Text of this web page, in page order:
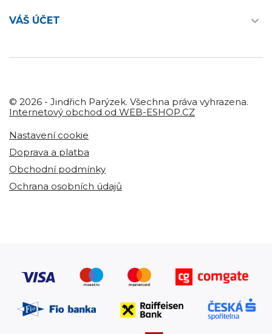
VÁŠ ÚČET 
© 2026 - Jindřich Parýzek. Všechna práva vyhrazena.
Internetový obchod od WEB-ESHOP.CZ
Nastavení cookie
Doprava a platba
Obchodní podmínky
Ochrana osobních údajů